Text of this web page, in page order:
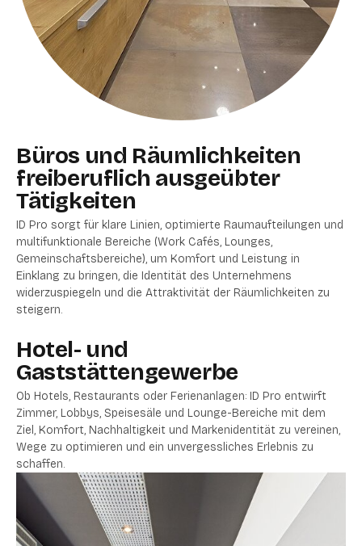
Büros und Räumlichkeiten
freiberuflich ausgeübter
Tätigkeiten
ID Pro sorgt für klare Linien, optimierte Raumaufteilungen und
multifunktionale Bereiche (Work Cafés, Lounges,
Gemeinschaftsbereiche), um Komfort und Leistung in
Einklang zu bringen, die Identität des Unternehmens
widerzuspiegeln und die Attraktivität der Räumlichkeiten zu
steigern.
Hotel- und
Gaststättengewerbe
Ob Hotels, Restaurants oder Ferienanlagen: ID Pro entwirft
Zimmer, Lobbys, Speisesäle und Lounge-Bereiche mit dem
Ziel, Komfort, Nachhaltigkeit und Markenidentität zu vereinen,
Wege zu optimieren und ein unvergessliches Erlebnis zu
schaffen.